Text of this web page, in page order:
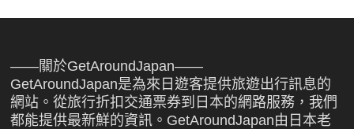
——關於GetAroundJapan——
GetAroundJapan是為來日遊客提供旅遊出行訊息的
網站。從旅行折扣交通票券到日本的網路服務，我們
都能提供最新鮮的資訊。GetAroundJapan由日本老